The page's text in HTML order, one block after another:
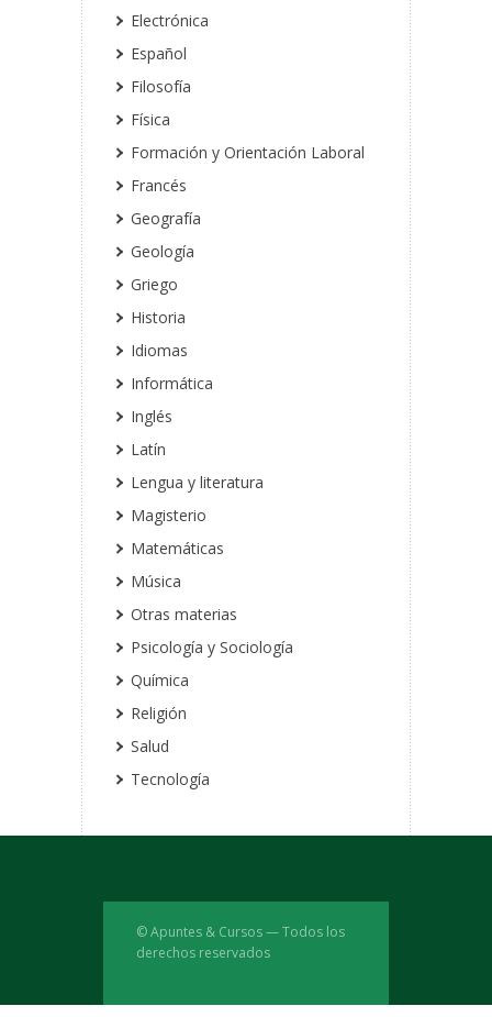
Electrónica
Español
Filosofía
Física
Formación y Orientación Laboral
Francés
Geografía
Geología
Griego
Historia
Idiomas
Informática
Inglés
Latín
Lengua y literatura
Magisterio
Matemáticas
Música
Otras materias
Psicología y Sociología
Química
Religión
Salud
Tecnología
© Apuntes & Cursos — Todos los
derechos reservados